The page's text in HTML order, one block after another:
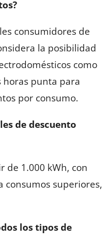
consumidores de
la posibilidad
como
horas punta para
por consumo.
de descuento
de 1.000 kWh, con
consumos superiores,
los tipos de